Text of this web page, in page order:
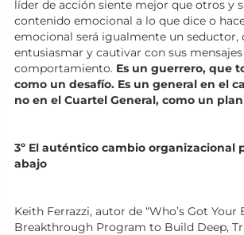
líder de acción siente mejor que otros y
contenido emocional a lo que dice o
emocional será igualmente un seductor,
entusiasmar y cautivar con sus
comportamiento. Es un guerrero, que
como un desafío. Es un general en el
no en el Cuartel General, como un
3º El auténtico cambio organizacional
abajo
Keith Ferrazzi, autor de “Who’s Got Your
Breakthrough Program to Build Deep,